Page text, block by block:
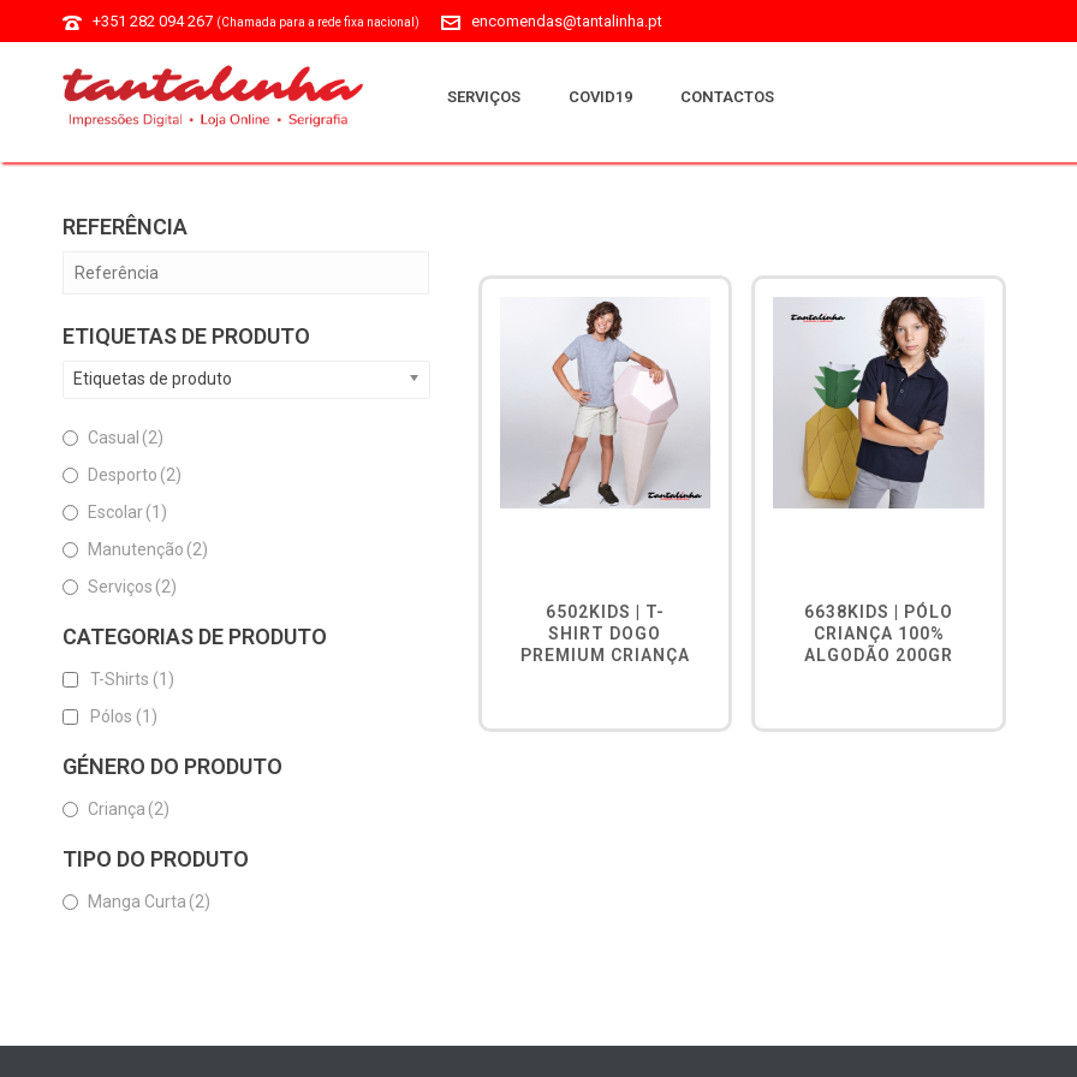
+351 282 094 267 (Chamada para a rede fixa nacional) encomendas@tantalinha.pt
SERVIÇOS COVID19 CONTACTOS
6502KIDS | T-
SHIRT DOGO
PREMIUM CRIANÇA
6638KIDS | PÓLO
CRIANÇA 100%
ALGODÃO 200GR
REFERÊNCIA
ETIQUETAS DE PRODUTO
Etiquetas de produto
Casual (2)
Desporto (2)
Escolar(1)
Manutenção (2)
Serviços (2)
CATEGORIAS DE PRODUTO
T-Shirts (1)
Pólos (1)
GÉNERO DO PRODUTO
Criança (2)
TIPO DO PRODUTO
Manga Curta (2)